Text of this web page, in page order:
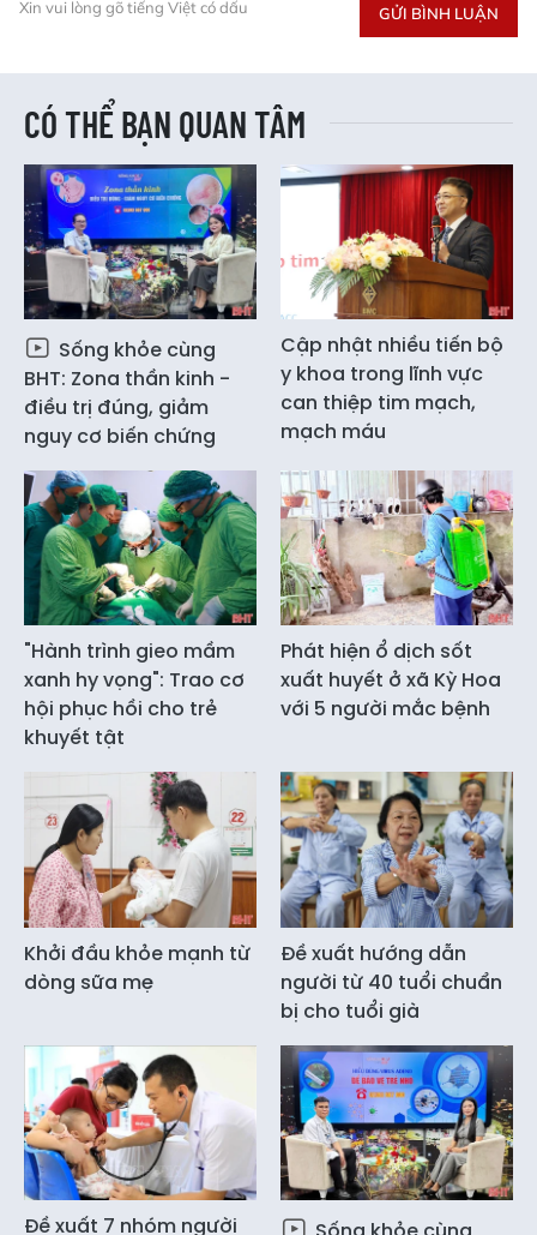
Xin vui lòng gõ tiếng Việt có dấu GỬI BÌNH LUẬN
CÓ THỂ BẠN QUAN TÂM
Sống khỏe cùng
BHT: Zona thần kinh -
điều trị đúng, giảm
nguy cơ biến chứng
Cập nhật nhiều tiến bộ
y khoa trong lĩnh vực
can thiệp tim mạch,
mạch máu
"Hành trình gieo mầm
xanh hy vọng": Trao cơ
hội phục hồi cho trẻ
khuyết tật
Phát hiện ổ dịch sốt
xuất huyết ở xã Kỳ Hoa
với 5 người mắc bệnh
Khởi đầu khỏe mạnh từ
dòng sữa mẹ
Đề xuất hướng dẫn
người từ 40 tuổi chuẩn
bị cho tuổi già
Đề xuất 7 nhóm người